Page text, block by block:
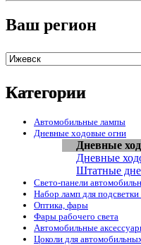
Ваш регион
Категории
Автомобильные лампы
Дневные ходовые огни
Дневные
Дневные
Штатные
Свето-панели
Набор ламп для
Оптика, фары
Фары рабочего света
Автомобильные
Цоколи для